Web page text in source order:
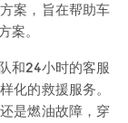
案，旨在帮助车
案。
和24小时的客服
化的救援服务。
是燃油故障，穿